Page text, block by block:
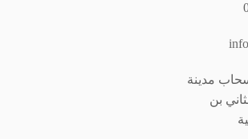
مدينة
بن